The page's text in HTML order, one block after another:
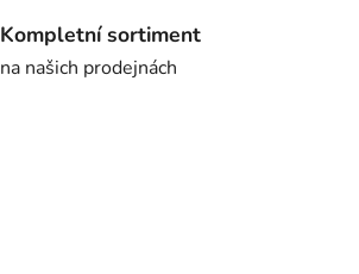
Kompletní sortiment
na našich prodejnách